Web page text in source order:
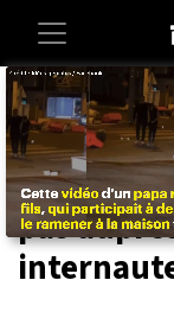
Accueil
Blanche
Samuel
pas